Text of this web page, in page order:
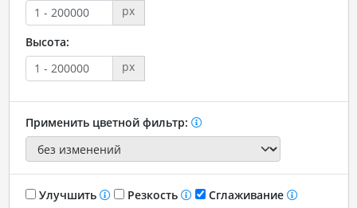
px
Высота:
px
Применить цветной фильтр:
Улучшить Резкость
Сглаживание